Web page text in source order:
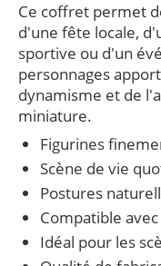
Ce coffret permet
d'une fête locale,
sportive ou d'un
personnages
dynamisme et de
miniature.
Figurines
Scène de vie
Postures
Compatible
Idéal pour les